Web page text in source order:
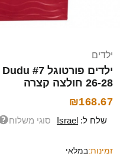
ילדים
26-28 חולצה קצרה
₪168.67
שלח ל: Israel סוגי משלוח
זמינות:במלאי